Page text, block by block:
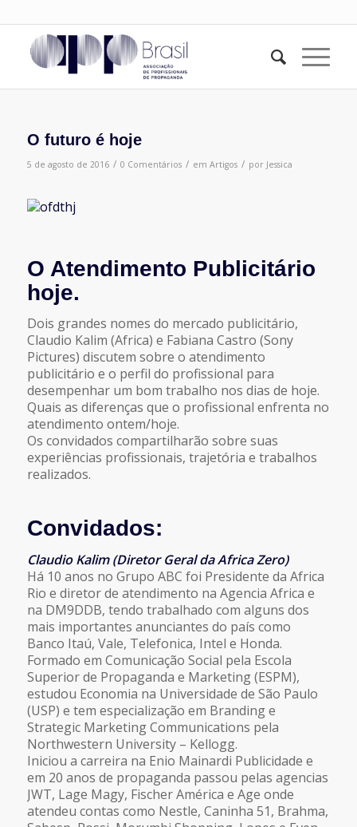
O futuro é hoje
5 de agosto de 2016 / 0 Comentários / em Artigos / por Jessica
O Atendimento Publicitário
hoje.
Dois grandes nomes do mercado publicitário,
Claudio Kalim (Africa) e Fabiana Castro (Sony
Pictures) discutem sobre o atendimento
publicitário e o perfil do profissional para
desempenhar um bom trabalho nos dias de hoje.
Quais as diferenças que o profissional enfrenta no
atendimento ontem/hoje.
Os convidados compartilharão sobre suas
experiências profissionais, trajetória e trabalhos
realizados.
Convidados:
Claudio Kalim (Diretor Geral da Africa Zero)
Há 10 anos no Grupo ABC foi Presidente da Africa
Rio e diretor de atendimento na Agencia Africa e
na DM9DDB, tendo trabalhado com alguns dos
mais importantes anunciantes do país como
Banco Itaú, Vale, Telefonica, Intel e Honda.
Formado em Comunicação Social pela Escola
Superior de Propaganda e Marketing (ESPM),
estudou Economia na Universidade de São Paulo
(USP) e tem especialização em Branding e
Strategic Marketing Communications pela
Northwestern University – Kellogg.
Iniciou a carreira na Enio Mainardi Publicidade e
em 20 anos de propaganda passou pelas agencias
JWT, Lage Magy, Fischer América e Age onde
atendeu contas como Nestle, Caninha 51, Brahma,